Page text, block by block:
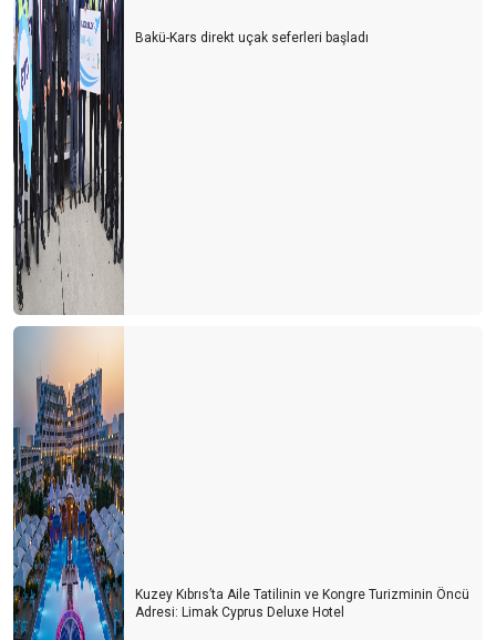
Bakü-Kars direkt uçak seferleri başladı
Kuzey Kıbrıs’ta Aile Tatilinin ve Kongre Turizminin Öncü
Adresi: Limak Cyprus Deluxe Hotel